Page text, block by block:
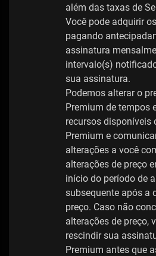
​​além das taxas de
Você pode adquirir
pagando
assinatura
intervalo(s)
sua assinatura.
Podemos alterar o
Premium de tempos
recursos disponíveis
Premium e
alterações a você
alterações de preço
início do período de
subsequente após a
preço. Caso não
alterações de preço,
rescindir sua
Premium antes que